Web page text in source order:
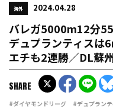
海外 2024.04.28
バレガ5000m12分
デュプランティスは
エチも2連勝／DL蘇州
#ダイヤモンドリーグ #デュプランテ
SHARE